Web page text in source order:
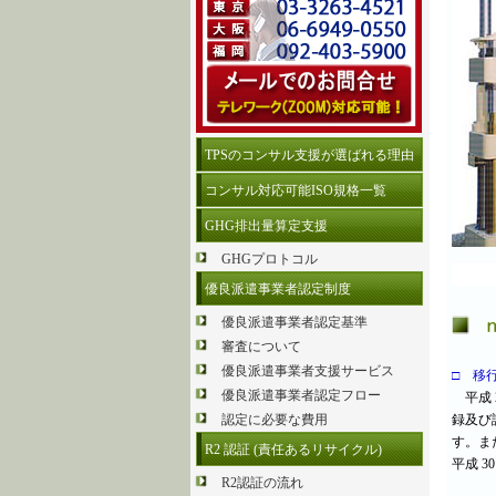
TPSのコンサル支援が選ばれる理由
コンサル対応可能ISO規格一覧
GHG排出量算定支援
GHGプロトコル
優良派遣事業者認定制度
優良派遣事業者認定基準
審査について
優良派遣事業者支援サービス
優良派遣事業者認定フロー
認定に必要な費用
R2 認証 (責任あるリサイクル)
R2認証の流れ
□ 移
平成
録及び
す。ま
平成